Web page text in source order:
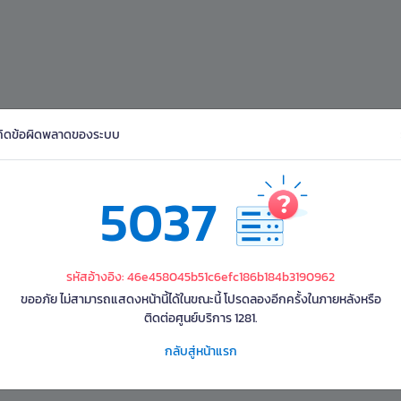
ดข้อผิดพลาดของระบบ
5037
รหัสอ้างอิง: 46e458045b51c6efc186b184b3190962
ขออภัย ไม่สามารถแสดงหน้านี้ได้ในขณะนี้ โปรดลองอีกครั้งในภายหลังหรือ
ติดต่อศูนย์บริการ 1281.
กลับสู่หน้าแรก